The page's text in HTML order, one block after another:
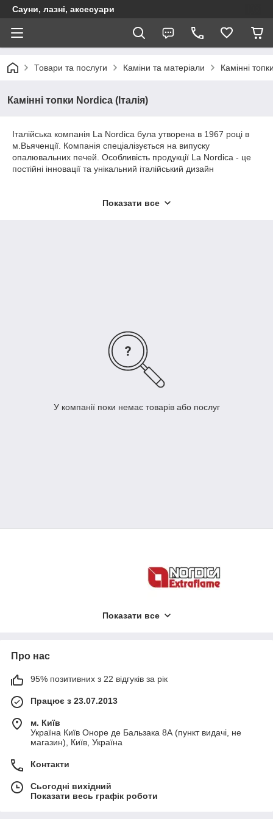
Сауни, лазні, аксесуари
Товари та послуги Каміни та матеріали Камінні
Камінні топки Nordica (Італія)
Італійська компанія La Nordica була утворена в 1967 році в
м.Вьяченції. Компанія спеціалізується на випуску
опалювальних печей. Особливість продукції La Nordica - це
постійні інновації та унікальний італійський дизайн
підкреслюють і роблять незаперечним підтвердження
відмінної репутації на ринку.
Показати все
У компанії поки немає товарів або послуг
від офіційного дилера
Показати все
Про нас
95% позитивних з 22 відгуків за рік
Працює з 23.07.2013
м. Київ
Україна Київ Оноре де Бальзака 8А (пункт видачі, не
магазин), Київ, Україна
Контакти
Сьогодні вихідний
Показати весь графік роботи